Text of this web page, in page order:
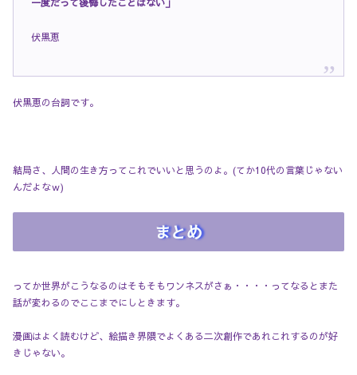
伏黒恵
伏黒恵の台詞です。
結局さ、人間の生き方ってこれでいいと思うのよ。(てか10代の言葉じゃない
んだよなｗ)
まとめ
ってか世界がこうなるのはそもそもワンネスがさぁ・・・・ってなるとまた
話が変わるのでここまでにしときます。
漫画はよく読むけど、絵描き界隈でよくある二次創作であれこれするのが好
きじゃない。